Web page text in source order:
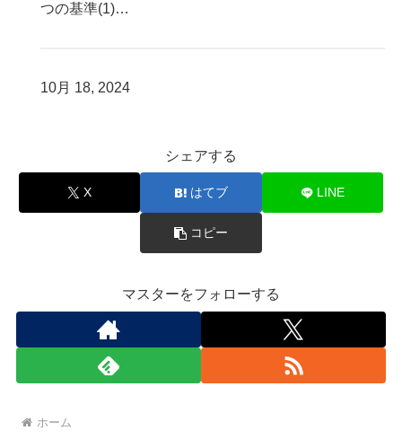
つの基準(1)…
10月 18, 2024
シェアする
X はてブ LINE
コピー
マスターをフォローする
ホーム